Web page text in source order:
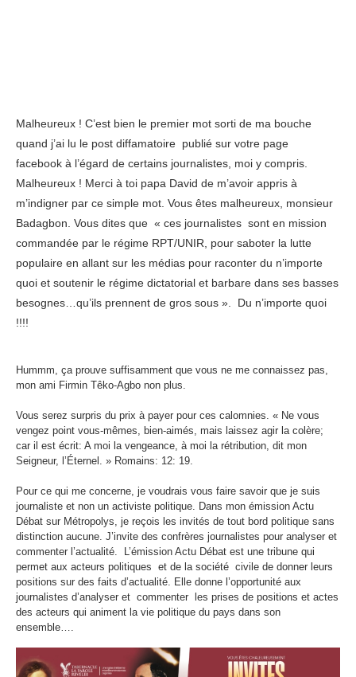
Malheureux ! C’est bien le premier mot sorti de ma bouche
quand j’ai lu le post diffamatoire publié sur votre page
facebook à l’égard de certains journalistes, moi y compris.
Malheureux ! Merci à toi papa David de m’avoir appris à
m’indigner par ce simple mot. Vous êtes malheureux, monsieur
Badagbon. Vous dites que « ces journalistes sont en mission
commandée par le régime RPT/UNIR, pour saboter la lutte
populaire en allant sur les médias pour raconter du n’importe
quoi et soutenir le régime dictatorial et barbare dans ses basses
besognes…qu’ils prennent de gros sous ». Du n’importe quoi
!!!!
Hummm, ça prouve suffisamment que vous ne me connaissez pas,
mon ami Firmin Têko-Agbo non plus.
Vous serez surpris du prix à payer pour ces calomnies. « Ne vous
vengez point vous-mêmes, bien-aimés, mais laissez agir la colère;
car il est écrit: A moi la vengeance, à moi la rétribution, dit mon
Seigneur, l’Éternel. » Romains: 12: 19.
Pour ce qui me concerne, je voudrais vous faire savoir que je suis
journaliste et non un activiste politique. Dans mon émission Actu
Débat sur Métropolys, je reçois les invités de tout bord politique sans
distinction aucune. J’invite des confrères journalistes pour analyser et
commenter l’actualité. L’émission Actu Débat est une tribune qui
permet aux acteurs politiques et de la société civile de donner leurs
positions sur des faits d’actualité. Elle donne l’opportunité aux
journalistes d’analyser et commenter les prises de positions et actes
des acteurs qui animent la vie politique du pays dans son
ensemble….